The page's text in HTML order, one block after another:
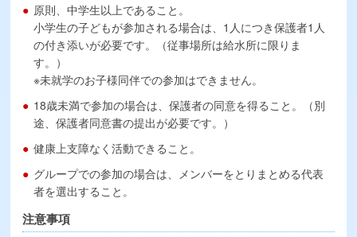
原則、中学生以上であること。
小学生の子どもが参加される場合は、1人につき保護者1人
の付き添いが必要です。（従事場所は給水所に限りま
す。）
※未就学のお子様同伴での参加はできません。
18歳未満で参加の場合は、保護者の同意を得ること。（別
途、保護者同意書の提出が必要です。）
健康上支障なく活動できること。
グループでの参加の場合は、メンバーをとりまとめる代表
者を選出すること。
注意事項